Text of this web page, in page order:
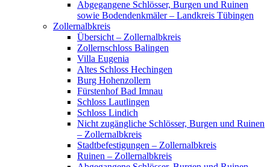
Abgegangene Schlösser, Burgen und Ruinen
sowie Bodendenkmäler – Landkreis Tübingen
Zollernalbkreis
Übersicht – Zollernalbkreis
Zollernschloss Balingen
Villa Eugenia
Altes Schloss Hechingen
Burg Hohenzollern
Fürstenhof Bad Imnau
Schloss Lautlingen
Schloss Lindich
Nicht zugängliche Schlösser, Burgen und Ruinen
– Zollernalbkreis
Stadtbefestigungen – Zollernalbkreis
Ruinen – Zollernalbkreis